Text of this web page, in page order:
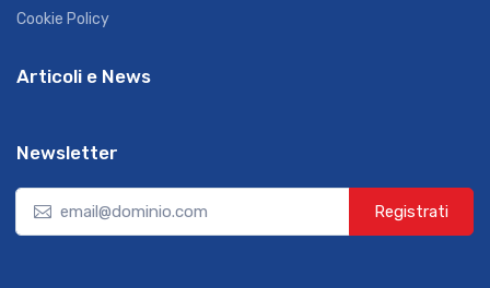
Cookie Policy
Articoli e News
Newsletter
Registrati